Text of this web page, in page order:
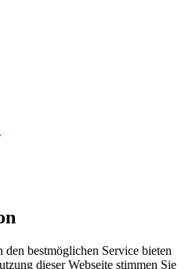
bestmöglichen Service bieten
dieser Webseite stimmen Sie